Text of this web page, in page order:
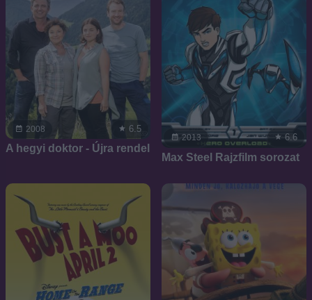
2008 6.5
A hegyi doktor - Újra rendel
2013 6.6
Max Steel Rajzfilm sorozat